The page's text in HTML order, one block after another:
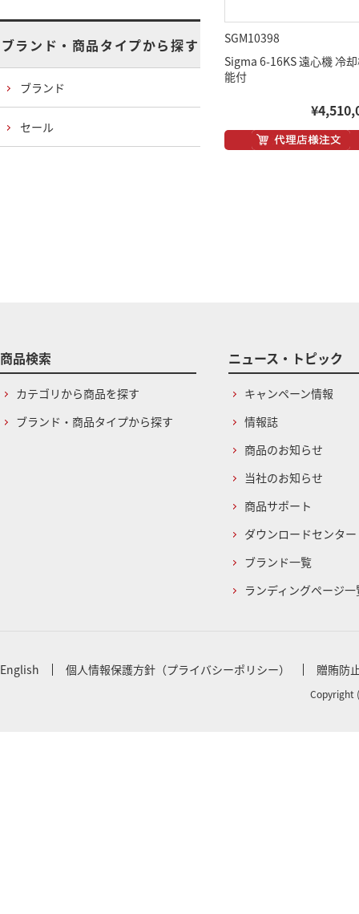
SGM10398
Sigma 6-16KS 遠心機 冷
能付
ブランド・商品タイプから探す
ブランド
セール
商品検索
カテゴリから商品を探す
ブランド・商品タイプから探す
ニュース・トピック
キャンペーン情報
情報誌
商品のお知らせ
当社のお知らせ
商品サポート
ダウンロードセンター
ブランド一覧
ランディングページ一
English 個人情報保護方針（プライバシーポリシー） 贈賄防
Copyright